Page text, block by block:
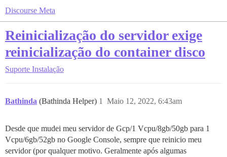
Discourse Meta
Reinicialização do servidor exige
reinicialização do container disco
Suporte Instalação
Bathinda (Bathinda Helper) Maio 12, 2022, 6:43am
1
Desde que mudei meu servidor de Gcp/1 Vcpu/8gb/50gb para 1
Vcpu/6gb/52gb no Google Console, sempre que reinicio meu
servidor (por qualquer motivo. Geralmente após algumas